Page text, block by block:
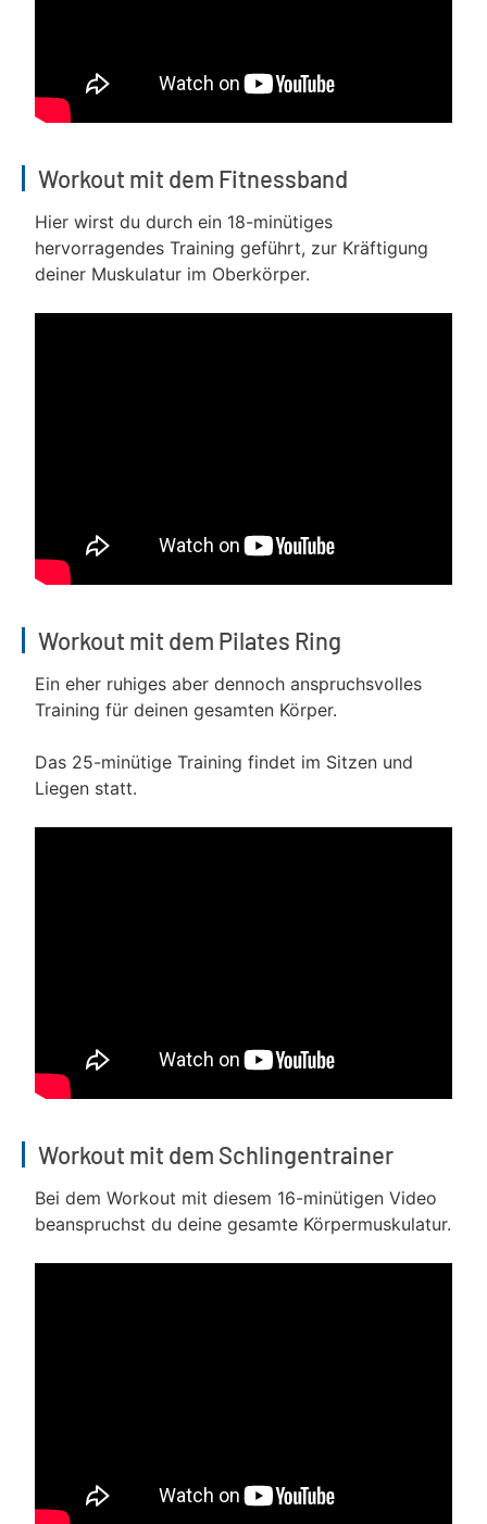
Workout mit dem Fitnessband
Hier wirst du durch ein 18-minütiges
hervorragendes Training geführt, zur Kräftigung
deiner Muskulatur im Oberkörper.
Workout mit dem Pilates Ring
Ein eher ruhiges aber dennoch anspruchsvolles
Training für deinen gesamten Körper.
Das 25-minütige Training findet im Sitzen und
Liegen statt.
Workout mit dem Schlingentrainer
Bei dem Workout mit diesem 16-minütigen Video
beanspruchst du deine gesamte Körpermuskulatur.